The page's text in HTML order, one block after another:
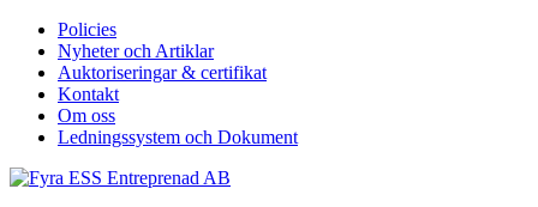
Policies
Nyheter och Artiklar
Auktoriseringar & certifikat
Kontakt
Om oss
Ledningssystem och Dokument